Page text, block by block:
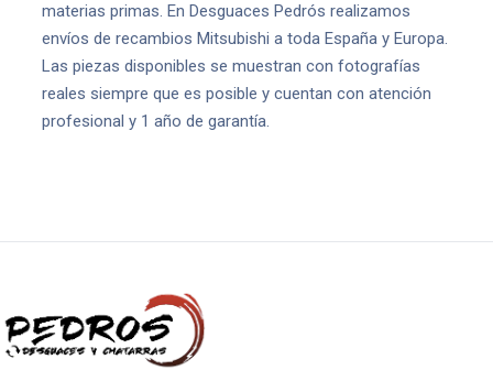
materias primas. En Desguaces Pedrós realizamos
envíos de recambios Mitsubishi a toda España y Europa.
Las piezas disponibles se muestran con fotografías
reales siempre que es posible y cuentan con atención
profesional y 1 año de garantía.